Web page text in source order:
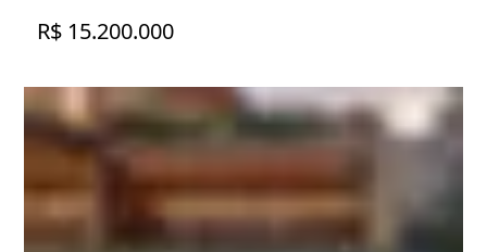
R$ 15.200.000